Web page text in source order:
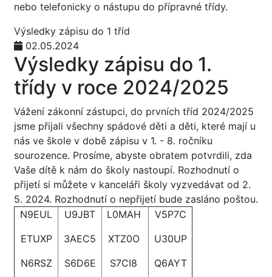
nebo telefonicky o nástupu do přípravné třídy.
Výsledky zápisu do 1 tříd
02.05.2024
Výsledky zápisu do 1.
třídy v roce 2024/2025
Vážení zákonní zástupci, do prvních tříd 2024/2025
jsme přijali všechny spádové děti a děti, které mají u
nás ve škole v době zápisu v 1. - 8. ročníku
sourozence. Prosíme, abyste obratem potvrdili, zda
Vaše dítě k nám do školy nastoupí. Rozhodnutí o
přijetí si můžete v kanceláři školy vyzvedávat od 2.
5. 2024. Rozhodnutí o nepřijetí bude zasláno poštou.
N9EUL
ETUXP
N6RSZ
U9JBT
3AEC5
S6D6E
L0MAH
XTZ0O
S7CI8
V5P7C
U30UP
Q6AYT